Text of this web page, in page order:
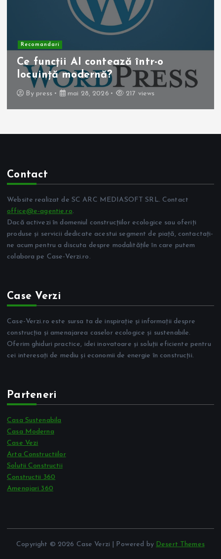
Recomandari
Operația de colecist laparoscopică:
beneficii pentru pacient
By press mai 10, 2026 257 views
Contact
Website realizat de SC ARC MEDIASOFT SRL. Contact
office@e-agentie.ro.
Dacă activezi în domeniul construcțiilor ecologice sau oferiți
produse și servicii dedicate acestui segment de piață, contactați-
ne acum pentru a discuta despre modalitățile în care putem
colabora pe Case-Verzi.ro.
Case Verzi
Case-Verzi.ro este sursa ta de inspirație și informații despre
construcția și amenajarea caselor ecologice și sustenabile.
Oferim ghiduri practice, idei inovatoare și soluții eficiente pentru
cei interesați de mediu și economii de energie în construcții.
Parteneri
Casa Sustenabila
Casa Moderna
Case Vezi
Arta Constructiilor
Solutii Constructii
Constructii 360
Amenajari 360
Copyright © 2026 Case Verzi | Powered by Desert Themes